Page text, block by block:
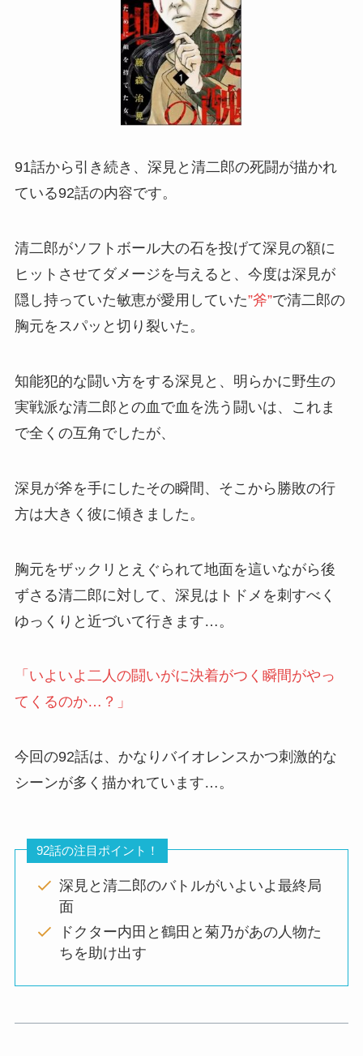
91話から引き続き、深見と清二郎の死闘が描かれ
ている92話の内容です。
清二郎がソフトボール大の石を投げて深見の額に
ヒットさせてダメージを与えると、今度は深見が
隠し持っていた敏恵が愛用していた”斧”で清二郎の
胸元をスパッと切り裂いた。
知能犯的な闘い方をする深見と、明らかに野生の
実戦派な清二郎との血で血を洗う闘いは、これま
で全くの互角でしたが、
深見が斧を手にしたその瞬間、そこから勝敗の行
方は大きく彼に傾きました。
胸元をザックリとえぐられて地面を這いながら後
ずさる清二郎に対して、深見はトドメを刺すべく
ゆっくりと近づいて行きます…。
「いよいよ二人の闘いがに決着がつく瞬間がやっ
てくるのか…？」
今回の92話は、かなりバイオレンスかつ刺激的な
シーンが多く描かれています…。
92話の注目ポイント！
深見と清二郎のバトルがいよいよ最終局
面
ドクター内田と鶴田と菊乃があの人物た
ちを助け出す